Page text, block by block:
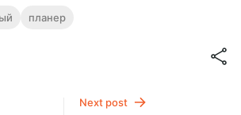
планер на
планер
Next post